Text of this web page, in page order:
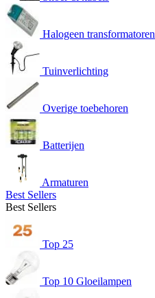
Halogeen transformatoren
Tuinverlichting
Overige toebehoren
Batterijen
Armaturen
Best Sellers
Best Sellers
Top 25
Top 10 Gloeilampen